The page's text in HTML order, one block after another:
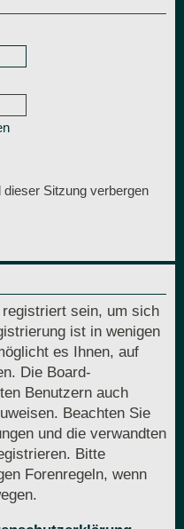
Sitzung verbergen
sein, um sich
ist in wenigen
es Ihnen, auf
Die Board-
Benutzern auch
Beachten Sie
und die verwandten
Bitte
Forenregeln, wenn